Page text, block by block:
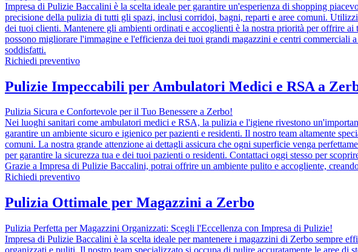
Impresa di Pulizie Baccalini è la scelta ideale per garantire un'esperienza di shopping
precisione della pulizia di tutti gli spazi, inclusi corridoi, bagni, reparti e aree comuni.
dei tuoi clienti. Mantenere gli ambienti ordinati e accoglienti è la nostra priorità per offrire
possono migliorare l'immagine e l'efficienza dei tuoi grandi magazzini e centri
soddisfatti.
Richiedi preventivo
Pulizie Impeccabili per Ambulatori Medici e RSA a
Pulizia Sicura e Confortevole per il Tuo Benessere a Zerbo!
Nei luoghi sanitari come ambulatori medici e RSA, la pulizia e l'igiene rivestono
garantire un ambiente sicuro e igienico per pazienti e residenti. Il nostro team altamente
comuni. La nostra grande attenzione ai dettagli assicura che ogni superficie venga
per garantire la sicurezza tua e dei tuoi pazienti o residenti. Contattaci oggi stesso per
Grazie a Impresa di Pulizie Baccalini, potrai offrire un ambiente pulito e accogliente,
Richiedi preventivo
Pulizia Ottimale per Magazzini a Zerbo
Pulizia Perfetta per Magazzini Organizzati: Scegli l'Eccellenza con Impresa di Pulizie!
Impresa di Pulizie Baccalini è la scelta ideale per mantenere i magazzini di Zerbo sempre